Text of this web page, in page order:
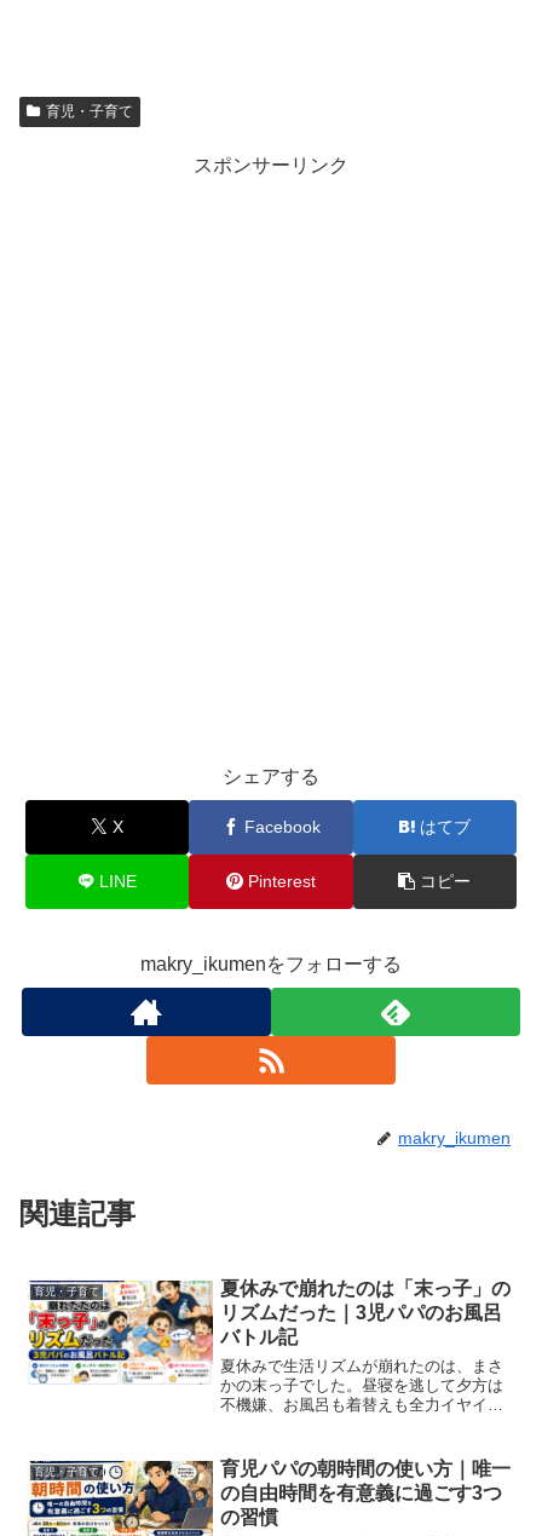
育児・子育て
スポンサーリンク
シェアする
X Facebook はてブ
LINE Pinterest コピー
makry_ikumenをフォローする
makry_ikumen
関連記事
育児・子育て
夏休みで崩れたのは「末っ子」の
リズムだった｜3児パパのお風呂
バトル記
夏休みで生活リズムが崩れたのは、まさ
かの末っ子でした。昼寝を逃して夕方は
不機嫌、お風呂も着替えも全力イヤイ
般論）」を、実体験と分けてまとめまし
た。
育児・子育て
育児パパの朝時間の使い方｜唯一
の自由時間を有意義に過ごす3つ
の習慣